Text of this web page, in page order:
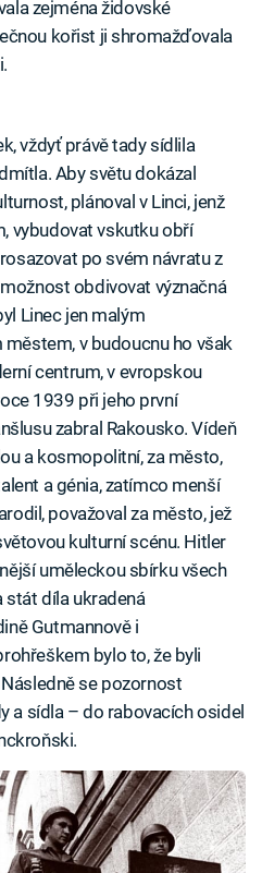
zejména židovské
kořist ji shromažďovala
vždyť právě tady sídlila
Aby světu dokázal
plánoval v Linci, jenž
vybudovat vskutku obří
po svém návratu z
obdivovat význačná
Linec jen malým
v budoucnu ho však
centrum, v evropskou
1939 při jeho první
zabral Rakousko. Vídeň
a kosmopolitní, za město,
a génia, zatímco menší
považoval za město, jež
kulturní scénu. Hitler
uměleckou sbírku všech
stát díla ukradená
Gutmannově i
bylo to, že byli
se pozornost
a sídla – do rabovacích osidel